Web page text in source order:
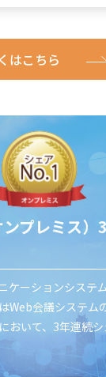
はこちら
プレミス）
ケーションシステ
Web会議システム
おいて、3年連続